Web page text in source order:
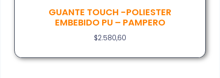
GUANTE TOUCH -POLIESTER
EMBEBIDO PU – PAMPERO
$2.580,60